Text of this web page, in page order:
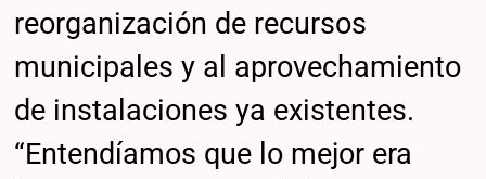
reorganización de recursos
municipales y al aprovechamiento
de instalaciones ya existentes.
“Entendíamos que lo mejor era